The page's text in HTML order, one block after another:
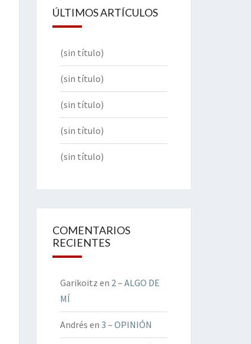
ÚLTIMOS ARTÍCULOS
(sin título)
(sin título)
(sin título)
(sin título)
(sin título)
COMENTARIOS
RECIENTES
Garikoitz en 2 – ALGO DE
MÍ
Andrés en 3 – OPINIÓN